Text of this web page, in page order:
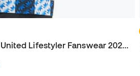
Playera Manchester United Lifestyler Fanswear 2025-2026